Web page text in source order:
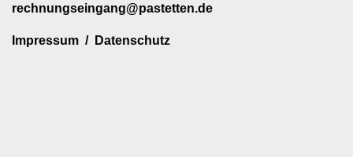
rechnungseingang@pastetten.de
Impressum / Datenschutz